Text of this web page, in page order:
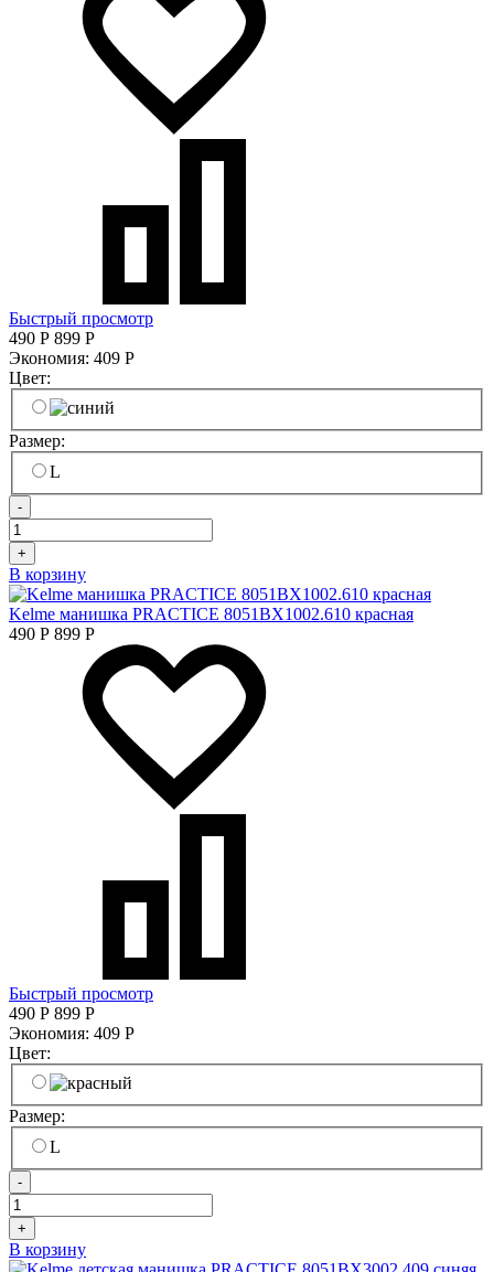
Быстрый просмотр
490 Р 899 Р
Экономия: 409 Р
Цвет:
Размер:
L
-
+
В корзину
Kelme манишка PRACTICE 8051BX1002.610 красная
490 Р 899 Р
Быстрый просмотр
490 Р 899 Р
Экономия: 409 Р
Цвет:
Размер:
L
-
+
В корзину